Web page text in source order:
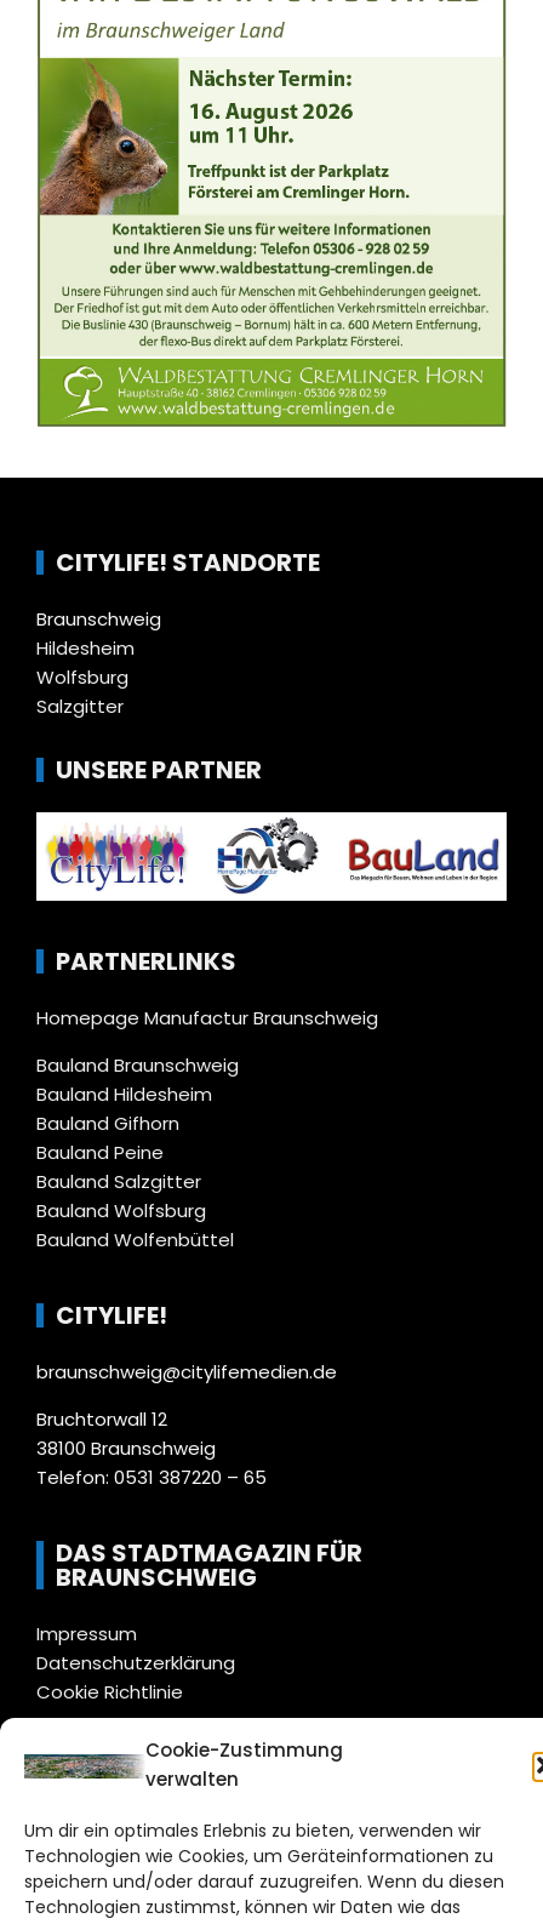
Cookie-Zustimmung
verwalten
Um dir ein optimales Erlebnis zu bieten, verwenden wir
Technologien wie Cookies, um Geräteinformationen zu
speichern und/oder darauf zuzugreifen. Wenn du diesen
Technologien zustimmst, können wir Daten wie das
CITYLIFE! STANDORTE
Braunschweig
Hildesheim
Wolfsburg
Salzgitter
UNSERE PARTNER
PARTNERLINKS
Homepage Manufactur Braunschweig
Bauland Braunschweig
Bauland Hildesheim
Bauland Gifhorn
Bauland Peine
Bauland Salzgitter
Bauland Wolfsburg
Bauland Wolfenbüttel
CITYLIFE!
braunschweig@citylifemedien.de
Bruchtorwall 12
38100 Braunschweig
Telefon: 0531 387220 – 65
DAS STADTMAGAZIN FÜR
BRAUNSCHWEIG
Impressum
Datenschutzerklärung
Cookie Richtlinie
CITYLIFE! BEI FACEBOOK